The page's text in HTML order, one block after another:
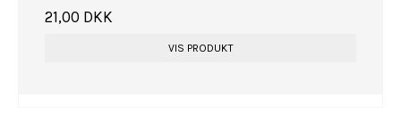
21,00 DKK
VIS PRODUKT